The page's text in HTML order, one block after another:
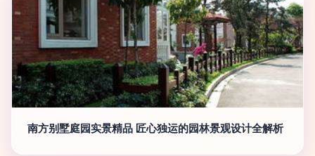
南方别墅庭园实景精品 匠心独运的园林景观设计全解析